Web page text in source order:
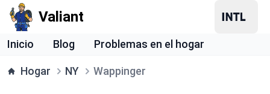
Valiant
Inicio Blog Problemas en el hogar
Hogar NY Wappinger